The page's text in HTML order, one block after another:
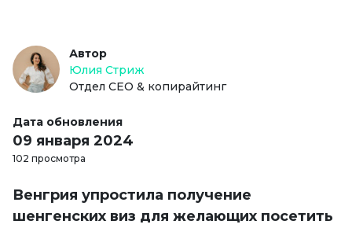
Автор
Юлия Стриж
Отдел СЕО & копирайтинг
Дата обновления
09 января 2024
102 просмотра
Венгрия упростила получение
шенгенских виз для желающих посетить